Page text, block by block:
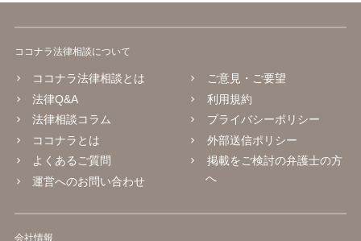
ココナラ法律相談について
ココナラ法律相談とは
法律Q&A
法律相談コラム
ココナラとは
よくあるご質問
運営へのお問い合わせ
ご意見・ご要望
利用規約
プライバシーポリシー
外部送信ポリシー
掲載をご検討の弁護士の方
へ
会社情報